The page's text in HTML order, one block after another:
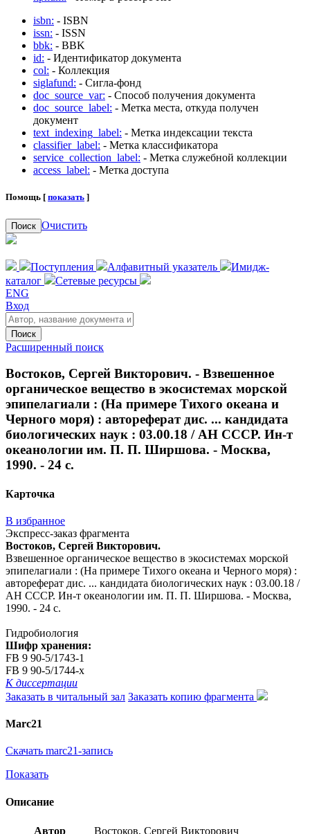
isbn: - ISBN
issn: - ISSN
bbk: - BBK
id: - Идентификатор документа
col: - Коллекция
siglafund: - Сигла-фонд
doc_source_var: - Способ получения документа
doc_source_label: - Метка места, откуда получен
документ
text_indexing_label: - Метка индексации текста
classifier_label: - Метка классификатора
service_collection_label: - Метка служебной коллекции
access_label: - Метка доступа
Помощь [ показать ]
Поиск Очистить
Поступления Алфавитный указатель
Имидж-
каталог
Сетевые ресурсы
ENG
Вход
Поиск
Расширенный поиск
Востоков, Сергей Викторович. - Взвешенное
органическое вещество в экосистемах морской
эпипелагиали : (На примере Тихого океана и
Черного моря) : автореферат дис. ... кандидата
биологических наук : 03.00.18 / АН СССР. Ин-т
океанологии им. П. П. Ширшова. - Москва,
1990. - 24 с.
Карточка
В избранное
Экспресс-заказ фрагмента
Востоков, Сергей Викторович.
Взвешенное органическое вещество в экосистемах морской
эпипелагиали : (На примере Тихого океана и Черного моря) :
автореферат дис. ... кандидата биологических наук : 03.00.18 /
АН СССР. Ин-т океанологии им. П. П. Ширшова. - Москва,
1990. - 24 с.
Гидробиология
Шифр хранения:
FB 9 90-5/1743-1
FB 9 90-5/1744-x
К диссертации
Заказать в читальный зал Заказать копию фрагмента
Marc21
Скачать marc21-запись
Показать
Описание
Автор Востоков, Сергей Викторович